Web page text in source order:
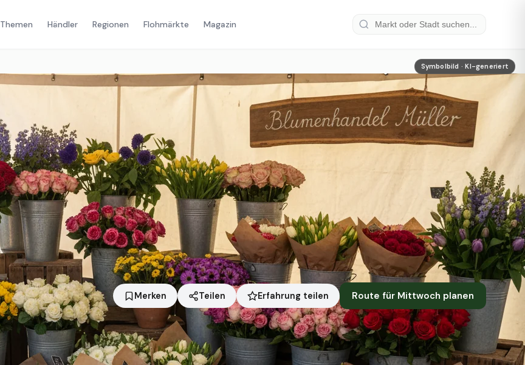
Themen Händler Regionen Flohmärkte Magazin
Symbolbild · KI-generiert
Merken Teilen Erfahrung teilen Route für Mittwoch planen